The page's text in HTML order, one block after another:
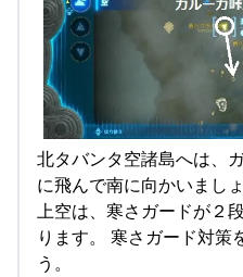
北タバンタ空諸島へは、
に飛んで南に向かいまし
上空は、寒さガードが２
ります。 寒さガード対策
う。